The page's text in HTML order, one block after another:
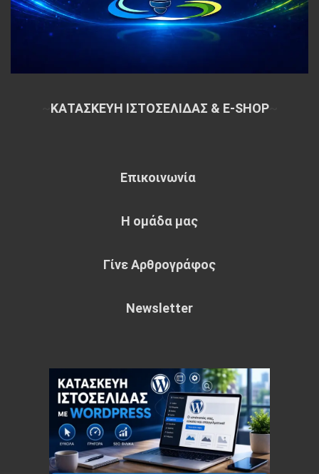
ΚΑΤΑΣΚΕΥΗ ΙΣΤΟΣΕΛΙΔΑΣ & E-SHOP~
Επικοινωνία
Η ομάδα μας
Γίνε Αρθρογράφος
Newsletter